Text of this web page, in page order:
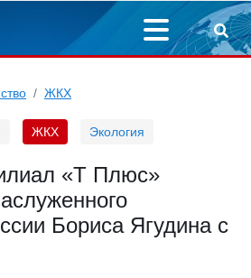
ЖКХ
ЖКХ Экология
«Т Плюс»
Бориса Ягудина с